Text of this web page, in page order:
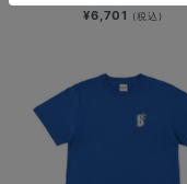
¥6,701 (税込)